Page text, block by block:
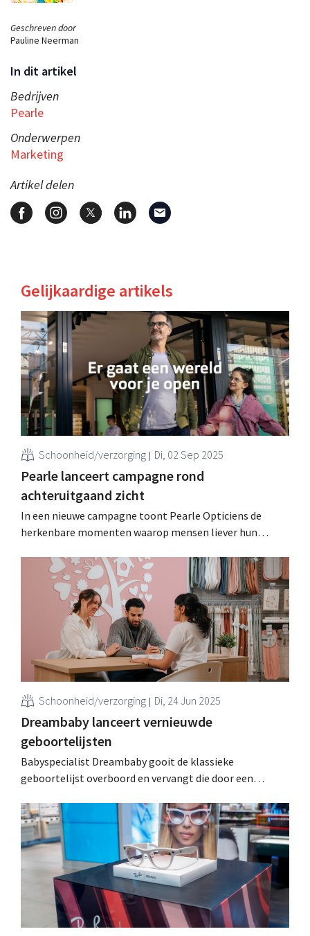
Geschreven door
Pauline Neerman
In dit artikel
Bedrijven
Pearle
Onderwerpen
Marketing
Artikel delen
Gelijkaardige artikels
Schoonheid/verzorging Di, 02 Sep 2025
Pearle lanceert campagne rond
achteruitgaand zicht
In een nieuwe campagne toont Pearle Opticiens de
herkenbare momenten waarop mensen liever hun
achteruitgaat. De merkboodschap: "Er gaat een wereld
voor je open". .
Schoonheid/verzorging Di, 24 Jun 2025
Dreambaby lanceert vernieuwde
geboortelijsten
Babyspecialist Dreambaby gooit de klassieke
geboortelijst overboord en vervangt die door een
ouders kunnen zelf bepalen wat, wanneer en hoe ze
geschenken ontvangen. .